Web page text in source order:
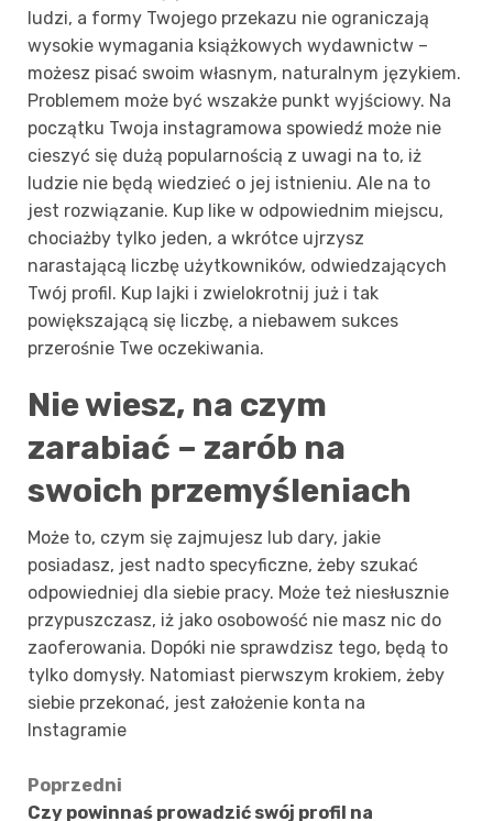
ludzi, a formy Twojego przekazu nie ograniczają
wysokie wymagania książkowych wydawnictw –
możesz pisać swoim własnym, naturalnym językiem.
Problemem może być wszakże punkt wyjściowy. Na
początku Twoja instagramowa spowiedź może nie
cieszyć się dużą popularnością z uwagi na to, iż
ludzie nie będą wiedzieć o jej istnieniu. Ale na to
jest rozwiązanie. Kup like w odpowiednim miejscu,
chociażby tylko jeden, a wkrótce ujrzysz
narastającą liczbę użytkowników, odwiedzających
Twój profil. Kup lajki i zwielokrotnij już i tak
powiększającą się liczbę, a niebawem sukces
przerośnie Twe oczekiwania.
Nie wiesz, na czym
zarabiać – zarób na
swoich przemyśleniach
Może to, czym się zajmujesz lub dary, jakie
posiadasz, jest nadto specyficzne, żeby szukać
odpowiedniej dla siebie pracy. Może też niesłusznie
przypuszczasz, iż jako osobowość nie masz nic do
zaoferowania. Dopóki nie sprawdzisz tego, będą to
tylko domysły. Natomiast pierwszym krokiem, żeby
siebie przekonać, jest założenie konta na
Instagramie
Zobacz
Poprzedni
Czy powinnaś prowadzić swój profil na